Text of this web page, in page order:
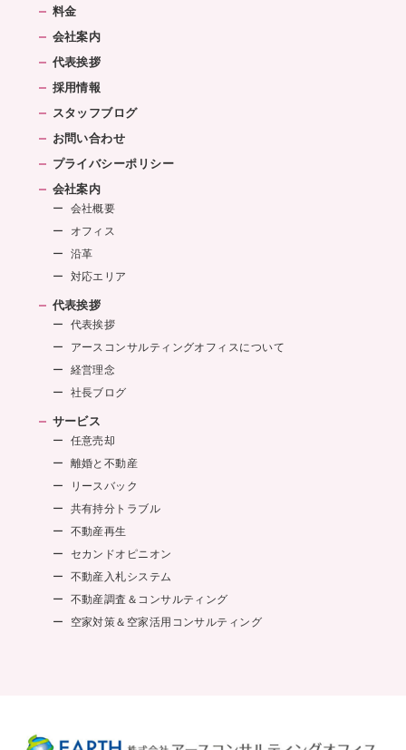
料金
会社案内
代表挨拶
採用情報
スタッフブログ
お問い合わせ
プライバシーポリシー
会社案内
会社概要
オフィス
沿革
対応エリア
代表挨拶
代表挨拶
アースコンサルティングオフィスについて
経営理念
社長ブログ
サービス
任意売却
離婚と不動産
リースバック
共有持分トラブル
不動産再生
セカンドオピニオン
不動産入札システム
不動産調査＆コンサルティング
空家対策＆空家活用コンサルティング